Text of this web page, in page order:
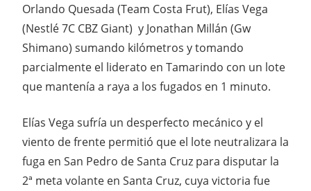
Orlando Quesada (Team Costa Frut), Elías Vega
(Nestlé 7C CBZ Giant) y Jonathan Millán (Gw
Shimano) sumando kilómetros y tomando
parcialmente el liderato en Tamarindo con un lote
que mantenía a raya a los fugados en 1 minuto.
Elías Vega sufría un desperfecto mecánico y el
viento de frente permitió que el lote neutralizara la
fuga en San Pedro de Santa Cruz para disputar la
2ª meta volante en Santa Cruz, cuya victoria fue